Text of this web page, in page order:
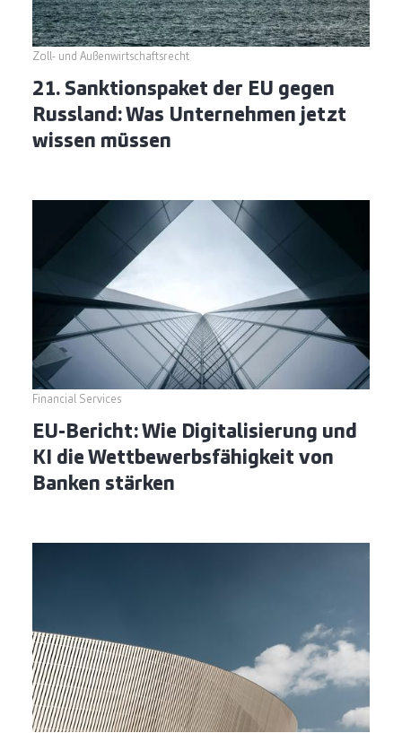
Zoll- und Außenwirtschaftsrecht
21. Sanktionspaket der EU gegen
Russland: Was Unternehmen jetzt
wissen müssen
Financial Services
EU-Bericht: Wie Digitalisierung und
KI die Wettbewerbsfähigkeit von
Banken stärken